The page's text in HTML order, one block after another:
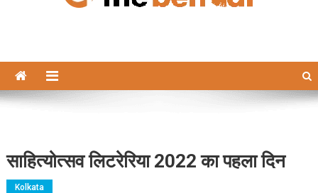
साहित्योत्सव लिटरेरिया 2022 का पहला दिन
Kolkata